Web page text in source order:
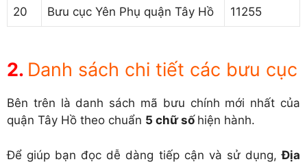
20 Bưu cục Yên Phụ quận Tây Hồ 11255
Danh sách chi tiết các bưu cục
Bên trên là danh sách mã bưu chính mới nhất của
quận Tây Hồ theo chuẩn 5 chữ số hiện hành.
Để giúp bạn đọc dễ dàng tiếp cận và sử dụng,Địa